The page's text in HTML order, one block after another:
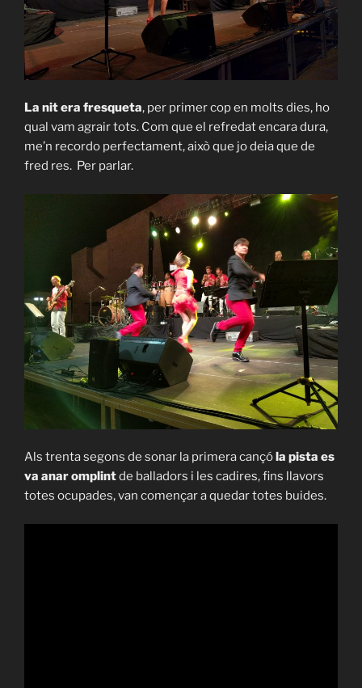
La nit era fresqueta, per primer cop en molts dies, ho
qual vam agrair tots. Com que el refredat encara dura,
me’n recordo perfectament, això que jo deia que de
fred res. Per parlar.
Als trenta segons de sonar la primera cançó la pista es
va anar omplintde balladors i les cadires, fins llavors
totes ocupades, van començar a quedar totes buides.